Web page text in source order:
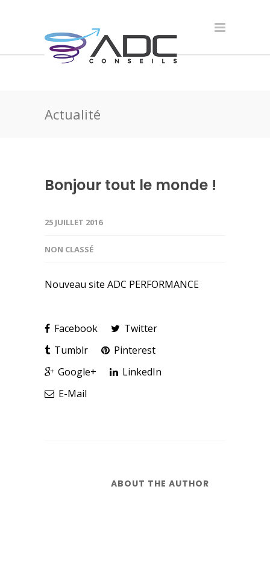
Actualité
Bonjour tout le monde !
25 JUILLET 2016
NON CLASSÉ
Nouveau site ADC PERFORMANCE
Facebook
Twitter
Tumblr
Pinterest
Google+
LinkedIn
E-Mail
ABOUT THE AUTHOR